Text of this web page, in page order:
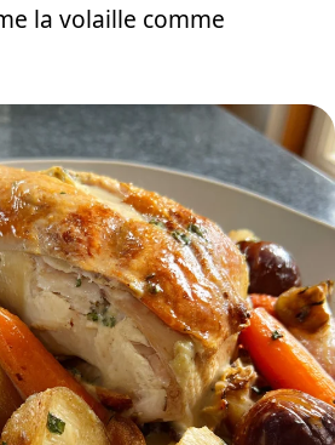
la volaille comme